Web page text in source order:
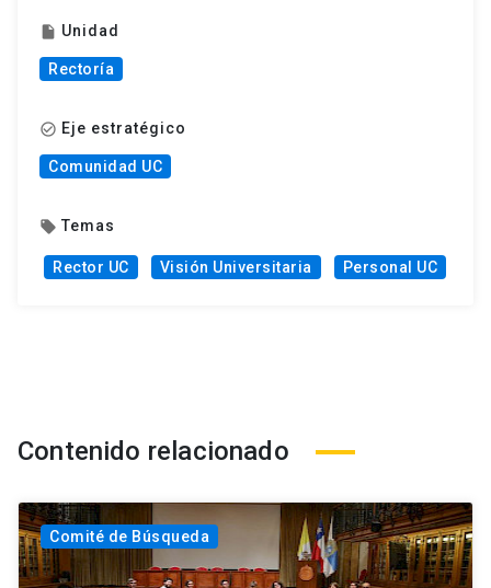
insert_drive_file Unidad
Rectoría
check_circle_outline Eje estratégico
Comunidad UC
local_offer Temas
Rector UC Visión Universitaria Personal UC
Contenido relacionado
Comité de Búsqueda